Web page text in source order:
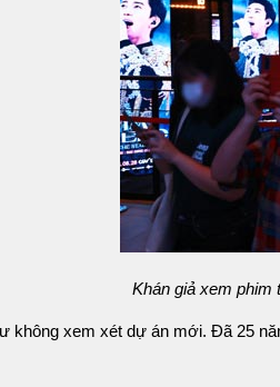
Khán giả xem phim
không xem xét dự án mới. Đã 25